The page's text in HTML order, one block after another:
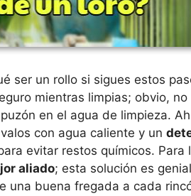
ser un rollo si sigues estos
mientras limpias; obvio,
en el agua de limpieza.
con agua caliente y un
evitar restos químicos. Para
aliado; esta solución es
una buena fregada a cada